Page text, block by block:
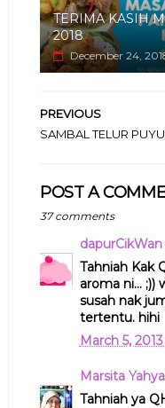
TERIMA KASIH
2018
December 24,
PREVIOUS
SAMBAL TELUR
POST A
37 comments
dapurCikWan
Tahniah Kak
aroma ni...
susah nak
tertentu. hihi
March 5,
Marsita Yahya
Tahniah ya